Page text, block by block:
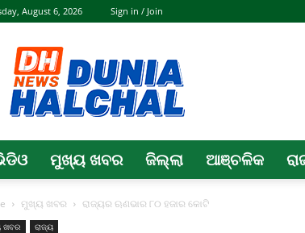
August 6, 2026 Sign in / Join
Halchal
ମୁଖ୍ୟ ଖବର ଜିଲ୍ଲା ଆଞ୍ଚଳିକ
ମୁଖ୍ୟ ଖବର ରାଜ୍ୟର ଋଣଭାର ୮୦ ହଜାର କୋଟି
ଖବର ରାଜ୍ୟ